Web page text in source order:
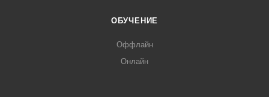
ОБУЧЕНИЕ
Оффлайн
Онлайн